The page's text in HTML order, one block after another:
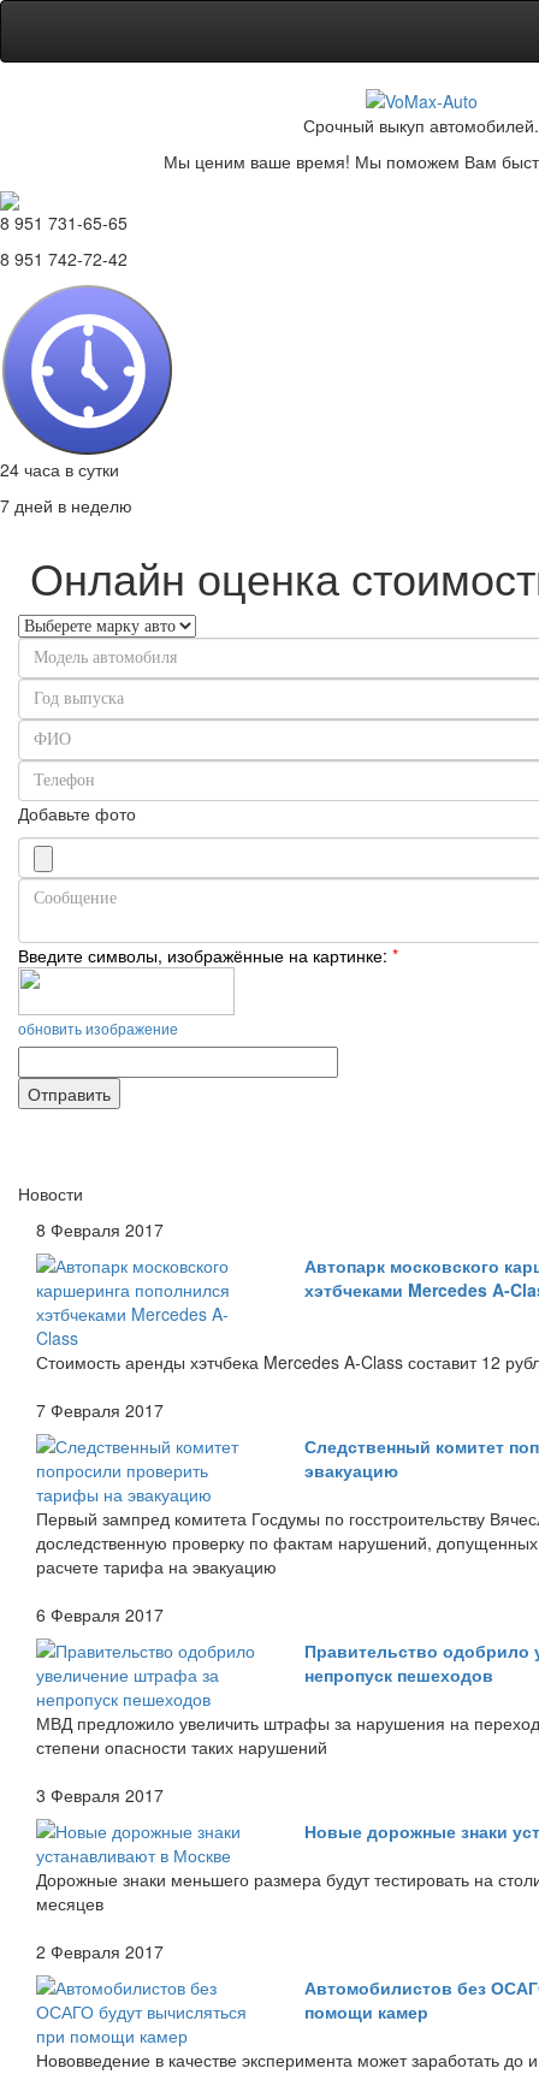
Срочный выкуп автомобилей.
Мы ценим ваше время! Мы поможем Вам
8 951 731-65-65
8 951 742-72-42
24 часа в сутки
7 дней в неделю
Онлайн оценка
Добавьте фото
Введите символы, изображённые на картинке: *
обновить изображение
Новости
8 Февраля 2017
Автопарк московского
хэтбчеками Mercedes A-
Стоимость аренды хэтчбека Mercedes A-Class составит 12
7 Февраля 2017
Следственный комитет
эвакуацию
Первый зампред комитета Госдумы по госстроительству
доследственную проверку по фактам нарушений,
расчете тарифа на эвакуацию
6 Февраля 2017
Правительство одобрило
непропуск пешеходов
МВД предложило увеличить штрафы за нарушения на
степени опасности таких нарушений
3 Февраля 2017
Новые дорожные знаки
Дорожные знаки меньшего размера будут тестировать на
месяцев
2 Февраля 2017
Автомобилистов без
помощи камер
Нововведение в качестве эксперимента может заработать до